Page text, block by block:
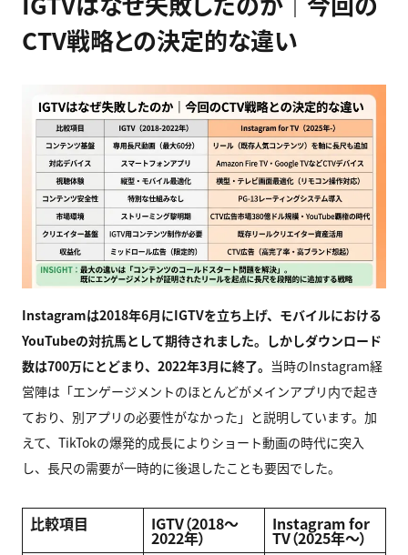
CTV戦略との決定的な違い
Instagramは2018年6月にIGTVを立ち上げ、モバイルにおける
YouTubeの対抗馬として期待されました。しかしダウンロード
数は700万にとどまり、2022年3月に終了。 当時のInstagram経
営陣は「エンゲージメントのほとんどがメインアプリ内で起き
ており、別アプリの必要性がなかった」と説明しています。加
えて、TikTokの爆発的成長によりショート動画の時代に突入
し、長尺の需要が一時的に後退したことも要因でした。
比較項目 IGTV（2018〜
2022年）
Instagram for
TV（2025年〜）